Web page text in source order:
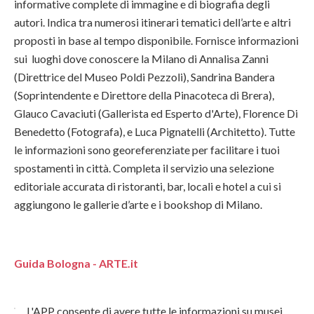
informative complete di immagine e di biografia degli
autori. Indica tra numerosi itinerari tematici dell’arte e altri
proposti in base al tempo disponibile. Fornisce informazioni
sui luoghi dove conoscere la Milano di Annalisa Zanni
(Direttrice del Museo Poldi Pezzoli), Sandrina Bandera
(Soprintendente e Direttore della Pinacoteca di Brera),
Glauco Cavaciuti (Gallerista ed Esperto d'Arte), Florence Di
Benedetto (Fotografa), e Luca Pignatelli (Architetto). Tutte
le informazioni sono georeferenziate per facilitare i tuoi
spostamenti in città. Completa il servizio una selezione
editoriale accurata di ristoranti, bar, locali e hotel a cui si
aggiungono le gallerie d’arte e i bookshop di Milano.
Guida Bologna - ARTE.it
L'APP consente di avere tutte le informazioni su musei,